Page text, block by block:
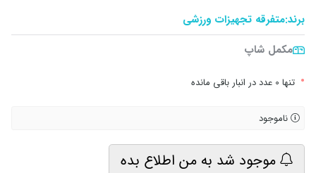
برند:متفرقه تجهیزات ورزشی
مکمل شاپ
• تنها 0 عدد در انبار باقی مانده
ناموجود
موجود شد به من اطلاع بده